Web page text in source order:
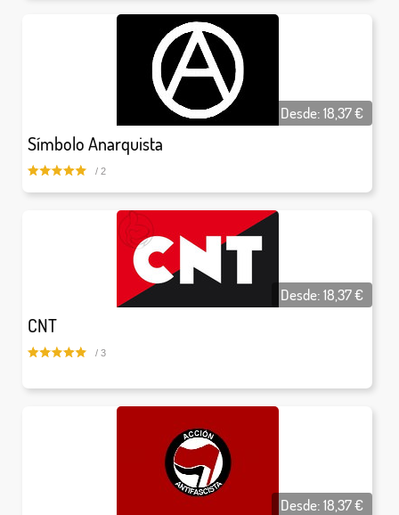
Símbolo Anarquista
Desde:18,37€
/ 2
CNT
Desde:18,37€
/ 3
Desde:18,37€